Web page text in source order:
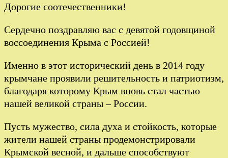
Дорогие соотечественники!
Сердечно поздравляю вас с девятой годовщиной
воссоединения Крыма с Россией!
Именно в этот исторический день в 2014 году
крымчане проявили решительность и патриотизм,
благодаря которому Крым вновь стал частью
нашей великой страны – России.
Пусть мужество, сила духа и стойкость, которые
жители нашей страны продемонстрировали
Крымской весной, и дальше способствуют